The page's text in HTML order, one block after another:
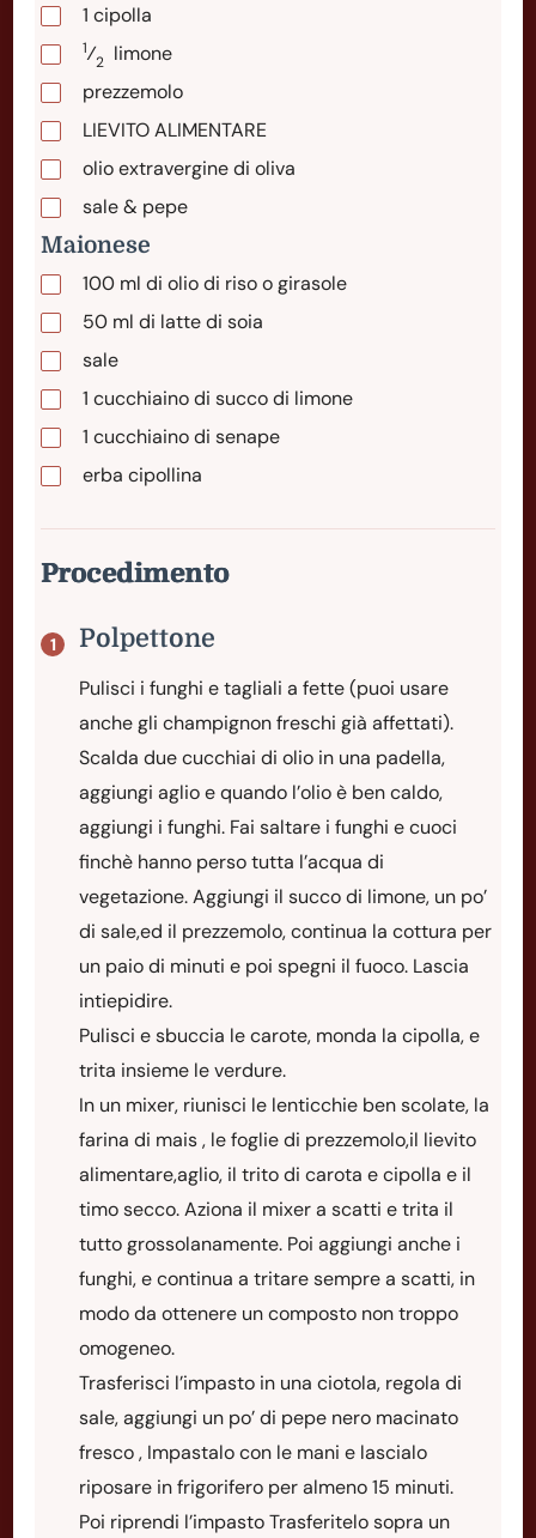
1 cipolla
1⁄2 limone
prezzemolo
LIEVITO ALIMENTARE
olio extravergine di oliva
sale & pepe
Maionese
100 ml di olio di riso o girasole
50 ml di latte di soia
sale
1 cucchiainodi succo di limone
1 cucchiainodi senape
erba cipollina
Procedimento
Polpettone
Pulisci i funghi e tagliali a fette (puoi usare
anche gli champignon freschi già affettati).
Scalda due cucchiai di olio in una padella,
aggiungi aglio e quando l’olio è ben caldo,
aggiungi i funghi. Fai saltare i funghi e cuoci
finchè hanno perso tutta l’acqua di
vegetazione. Aggiungi il succo di limone, un po’
di sale,ed il prezzemolo, continua la cottura per
un paio di minuti e poi spegni il fuoco. Lascia
intiepidire.
Pulisci e sbuccia le carote, monda la cipolla, e
trita insieme le verdure.
In un mixer, riunisci le lenticchie ben scolate, la
farina di mais , le foglie di prezzemolo,il lievito
alimentare,aglio, il trito di carota e cipolla e il
timo secco. Aziona il mixer a scatti e trita il
tutto grossolanamente. Poi aggiungi anche i
funghi, e continua a tritare sempre a scatti, in
modo da ottenere un composto non troppo
omogeneo.
Trasferisci l’impasto in una ciotola, regola di
sale, aggiungi un po’ di pepe nero macinato
fresco , Impastalo con le mani e lascialo
riposare in frigorifero per almeno 15 minuti.
Poi riprendi l’impasto Trasferitelo sopra un